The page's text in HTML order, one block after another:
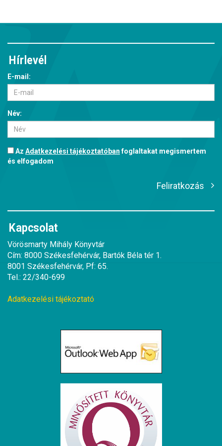
Hírlevél
E-mail:
Név:
Az Adatkezelési tájékoztatóbanfoglaltakat megismertem
és elfogadom
Feliratkozás
Kapcsolat
Vörösmarty Mihály Könyvtár
Cím: 8000 Székesfehérvár, Bartók Béla tér 1.
8001 Székesfehérvár, Pf: 65.
Tel.: 22/340-699
Adatkezelési tájékoztató